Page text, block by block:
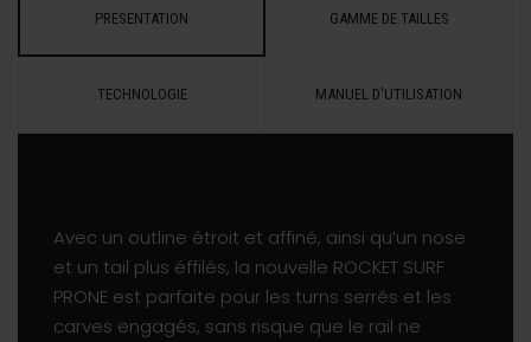
PRESENTATION GAMME DE TAILLES
TECHNOLOGIE MANUEL D'UTILISATION
Avec un outline étroit et affiné, ainsi qu’un nose
et un tail plus éffilés, la nouvelle ROCKET SURF
PRONE est parfaite pour les turns serrés et les
carves engagés, sans risque que le rail ne